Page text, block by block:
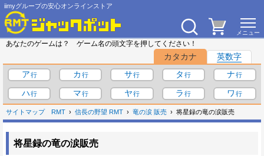
iimyグループの安心オンラインストア
あなたのゲームは？ ゲーム名の頭文字を押してください！
カタカナ
英数字
ア
カ サ タ
ナ
ハ
マ ヤ ラ ワ
サイトマップ RMT 信長の野望 RMT 竜の涙 販売 将星録の竜の涙販売
将星録の竜の涙販売